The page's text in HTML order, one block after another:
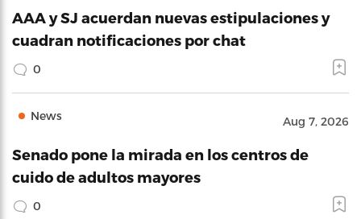
AAA y SJ acuerdan nuevas estipulaciones y
cuadran notificaciones por chat
0
News Aug 7, 2026
Senado pone la mirada en los centros de
cuido de adultos mayores
0